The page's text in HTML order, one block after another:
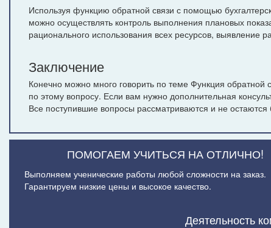
Используя функцию обратной связи с помощью
можно осуществлять контроль выполнения плановых
рационального использования всех ресурсов, выявление
Заключение
Конечно можно много говорить по теме Функция обратной
по этому вопросу. Если вам нужно дополнительная
Все поступившие вопросы рассматриваются и не остаются
ПОМОГАЕМ УЧИТЬСЯ НА ОТЛИЧНО!
Выполняем ученические работы любой сложности на заказ.
Гарантируем низкие цены и высокое качество.
Деятельность